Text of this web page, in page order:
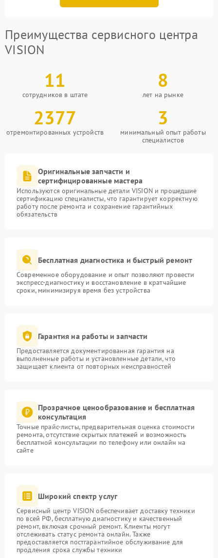
Преимущества сервисного центра
VISION
11
сотрудников в штате
8
лет на рынке
2377
отремонтированных устройств
3
минимальный опыт работы
специалистов
Оригинальные запчасти и
сертифицированные мастера
Используются оригинальные детали VISION и прошедшие
сертификацию специалисты, что гарантирует корректную
работу после ремонта и сохранение гарантийных
обязательств
Бесплатная диагностика и быстрый ремонт
Современное оборудование и опыт позволяют провести
экспресс-диагностику и восстановление в кратчайшие
сроки, минимизируя время без устройства
Гарантия на работы и запчасти
Предоставляется документированная гарантия на
выполненные работы и установленные детали, что
защищает клиента от повторных неисправностей
Прозрачное ценообразование и бесплатная
консультация
Точные прайс-листы, предварительная оценка стоимости
ремонта, отсутствие скрытых платежей и возможность
бесплатной консультации по телефону или онлайн на
сайте
Широкий спектр услуг
Сервисный центр VISION обеспечивает доставку техники
по всей РФ, бесплатную диагностику и качественный
ремонт, включая срочный ремонт. Клиенты могут
отслеживать статус ремонта онлайн. Также
предоставляется постгарантийное обслуживание для
продления срока службы техники